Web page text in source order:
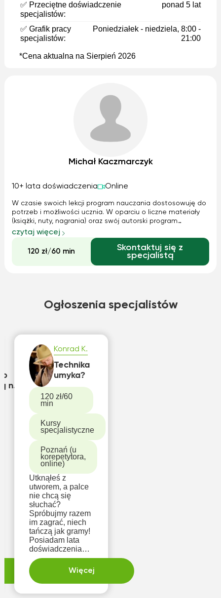
✅ Przeciętne doświadczenie
specjalistów:
ponad 5 lat
✅ Grafik pracy
specjalistów:
Poniedziałek - niedziela, 8:00 -
21:00
*Cena aktualna na Sierpień 2026
Michał Kaczmarczyk
10+ lata doświadczenia Online
W czasie swoich lekcji program nauczania dostosowuję do
potrzeb i możliwości ucznia. W oparciu o liczne materiały
(książki, nuty, nagrania) oraz swój autorski program
podparty doświadczeniem, poruszam na zajęciach takie
zagadnienia jak: technika - aparat gry, rozluźnianie pracy
rąk, korekta błędów w...
czytaj więcej
120 zł/60 min
Skontaktuj się z
specjalistą
Ogłoszenia specjalistów
na
Konrad K.
Technika
umyka?
120 zł/60
min
Kursy
specjalistyczne
Poznań (u
korepetytora,
online)
Utknąłeś z
utworem, a palce
nie chcą się
słuchać?
Spróbujmy razem
im zagrać, niech
tańczą jak gramy!
Posiadam lata
doświadczenia
jako pedagog,
edukator, artysta.
Skróć sobie czas,
jaki potrzebujesz
na opanowanie
Więcej